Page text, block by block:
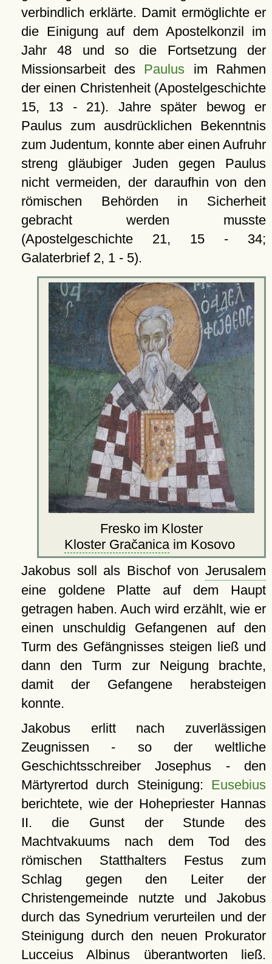
verbindlich erklärte. Damit ermöglichte er
die Einigung auf dem Apostelkonzil im
Jahr 48 und so die Fortsetzung der
Missionsarbeit des Paulus im Rahmen
der einen Christenheit (Apostelgeschichte
15, 13 - 21). Jahre später bewog er
Paulus zum ausdrücklichen Bekenntnis
zum Judentum, konnte aber einen Aufruhr
streng gläubiger Juden gegen Paulus
nicht vermeiden, der daraufhin von den
römischen Behörden in Sicherheit
gebracht werden musste
(Apostelgeschichte 21, 15 - 34;
Galaterbrief 2, 1 - 5).
Fresko im Kloster
Kloster Gračanicaim Kosovo
Jakobus soll als Bischof von Jerusalem
eine goldene Platte auf dem Haupt
getragen haben. Auch wird erzählt, wie er
einen unschuldig Gefangenen auf den
Turm des Gefängnisses steigen ließ und
dann den Turm zur Neigung brachte,
damit der Gefangene herabsteigen
konnte.
Jakobus erlitt nach zuverlässigen
Zeugnissen - so der weltliche
Geschichtsschreiber Josephus - den
Märtyrertod durch Steinigung: Eusebius
berichtete, wie der Hohepriester Hannas
II. die Gunst der Stunde des
Machtvakuums nach dem Tod des
römischen Statthalters Festus zum
Schlag gegen den Leiter der
Christengemeinde nutzte und Jakobus
durch das Synedrium verurteilen und der
Steinigung durch den neuen Prokurator
Lucceius Albinus überantworten ließ.